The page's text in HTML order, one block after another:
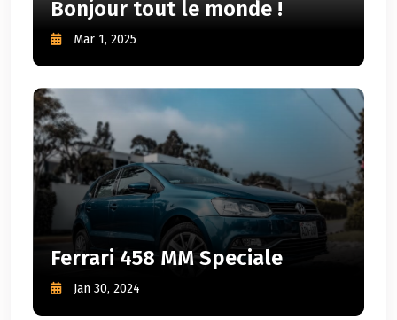
Bonjour tout le monde !
Mar 1, 2025
Ferrari 458 MM Speciale
Jan 30, 2024